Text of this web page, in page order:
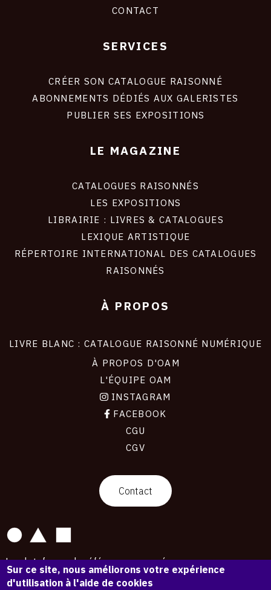
CONTACT
SERVICES
CRÉER SON CATALOGUE RAISONNÉ
ABONNEMENTS DÉDIÉS AUX GALERISTES
PUBLIER SES EXPOSITIONS
LE MAGAZINE
CATALOGUES RAISONNÉS
LES EXPOSITIONS
LIBRAIRIE : LIVRES & CATALOGUES
LEXIQUE ARTISTIQUE
RÉPERTOIRE INTERNATIONAL DES CATALOGUES
RAISONNÉS
À PROPOS
LIVRE BLANC : CATALOGUE RAISONNÉ NUMÉRIQUE
À PROPOS D'OAM
L'ÉQUIPE OAM
INSTAGRAM
FACEBOOK
CGU
CGV
Contact
La plateforme de référence pour créer,
conserver et promouvoir l'Histoire de l'Art.
Des catalogues raisonnés aux archives
Sur ce site, nous améliorons votre expérience
d'utilisation à l'aide de cookies